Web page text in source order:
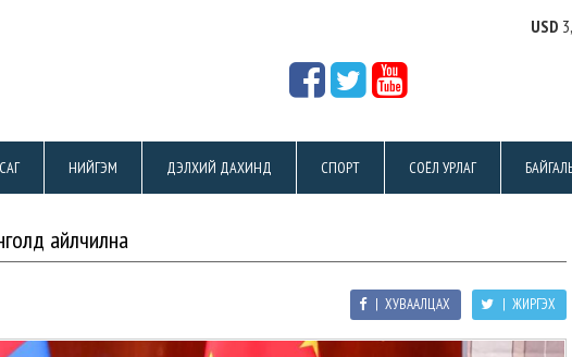
USD
НИЙГЭМ ДЭЛХИЙ ДАХИНД СПОРТ СОЁЛ УРЛАГ
айлчилна
| ЖИРГЭХ
| ХУВААЛЦАХ